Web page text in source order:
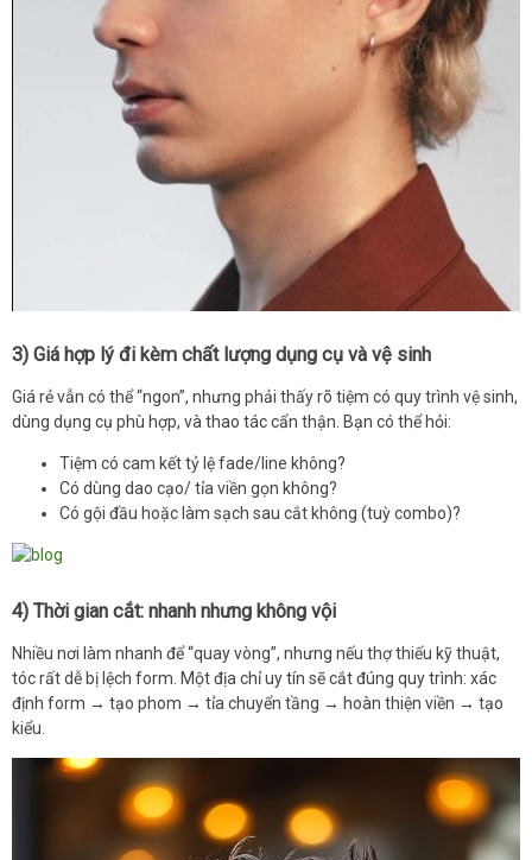
3) Giá hợp lý đi kèm chất lượng dụng cụ và vệ sinh
Giá rẻ vẫn có thể “ngon”, nhưng phải thấy rõ tiệm có quy trình vệ sinh,
dùng dụng cụ phù hợp, và thao tác cẩn thận. Bạn có thể hỏi:
Tiệm có cam kết tỷ lệ fade/line không?
Có dùng dao cạo/ tỉa viền gọn không?
Có gội đầu hoặc làm sạch sau cắt không (tuỳ combo)?
4) Thời gian cắt: nhanh nhưng không vội
Nhiều nơi làm nhanh để “quay vòng”, nhưng nếu thợ thiếu kỹ thuật,
tóc rất dễ bị lệch form. Một địa chỉ uy tín sẽ cắt đúng quy trình: xác
định form → tạo phom → tỉa chuyển tầng → hoàn thiện viền → tạo
kiểu.